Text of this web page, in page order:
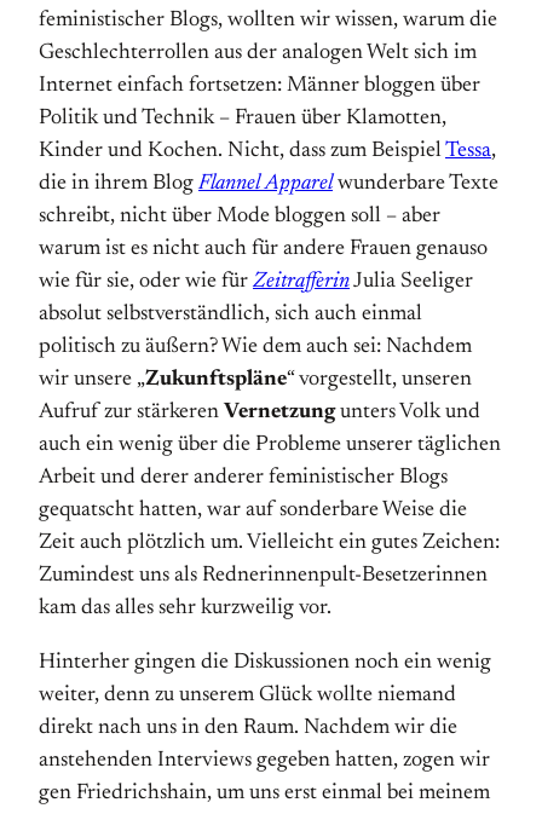
feministischer Blogs, wollten wir wissen, warum die
Geschlechterrollen aus der analogen Welt sich im
Internet einfach fortsetzen: Männer bloggen über
Politik und Technik – Frauen über Klamotten,
Kinder und Kochen. Nicht, dass zum BeispielTessa,
die in ihrem BlogFlannel Apparelwunderbare Texte
schreibt, nicht über Mode bloggen soll – aber
warum ist es nicht auch für andere Frauen genauso
wie für sie, oder wie für ZeitrafferinJulia Seeliger
absolut selbstverständlich, sich auch einmal
politisch zu äußern? Wie dem auch sei: Nachdem
wir unsere „Zukunftspläne“ vorgestellt, unseren
Aufruf zur stärkeren Vernetzungunters Volk und
auch ein wenig über die Probleme unserer täglichen
Arbeit und derer anderer feministischer Blogs
gequatscht hatten, war auf sonderbare Weise die
Zeit auch plötzlich um. Vielleicht ein gutes Zeichen:
Zumindest uns als Rednerinnenpult-Besetzerinnen
kam das alles sehr kurzweilig vor.
Hinterher gingen die Diskussionen noch ein wenig
weiter, denn zu unserem Glück wollte niemand
direkt nach uns in den Raum. Nachdem wir die
anstehenden Interviews gegeben hatten, zogen wir
gen Friedrichshain, um uns erst einmal bei meinem